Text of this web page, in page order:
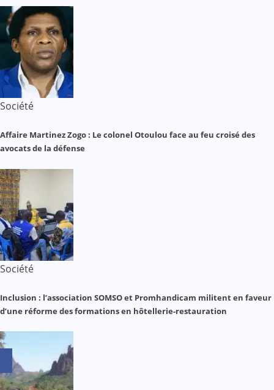
Société
Affaire Martinez Zogo : Le colonel Otoulou face au feu croisé des
avocats de la défense
Société
Inclusion : l’association SOMSO et Promhandicam militent en faveur
d’une réforme des formations en hôtellerie-restauration